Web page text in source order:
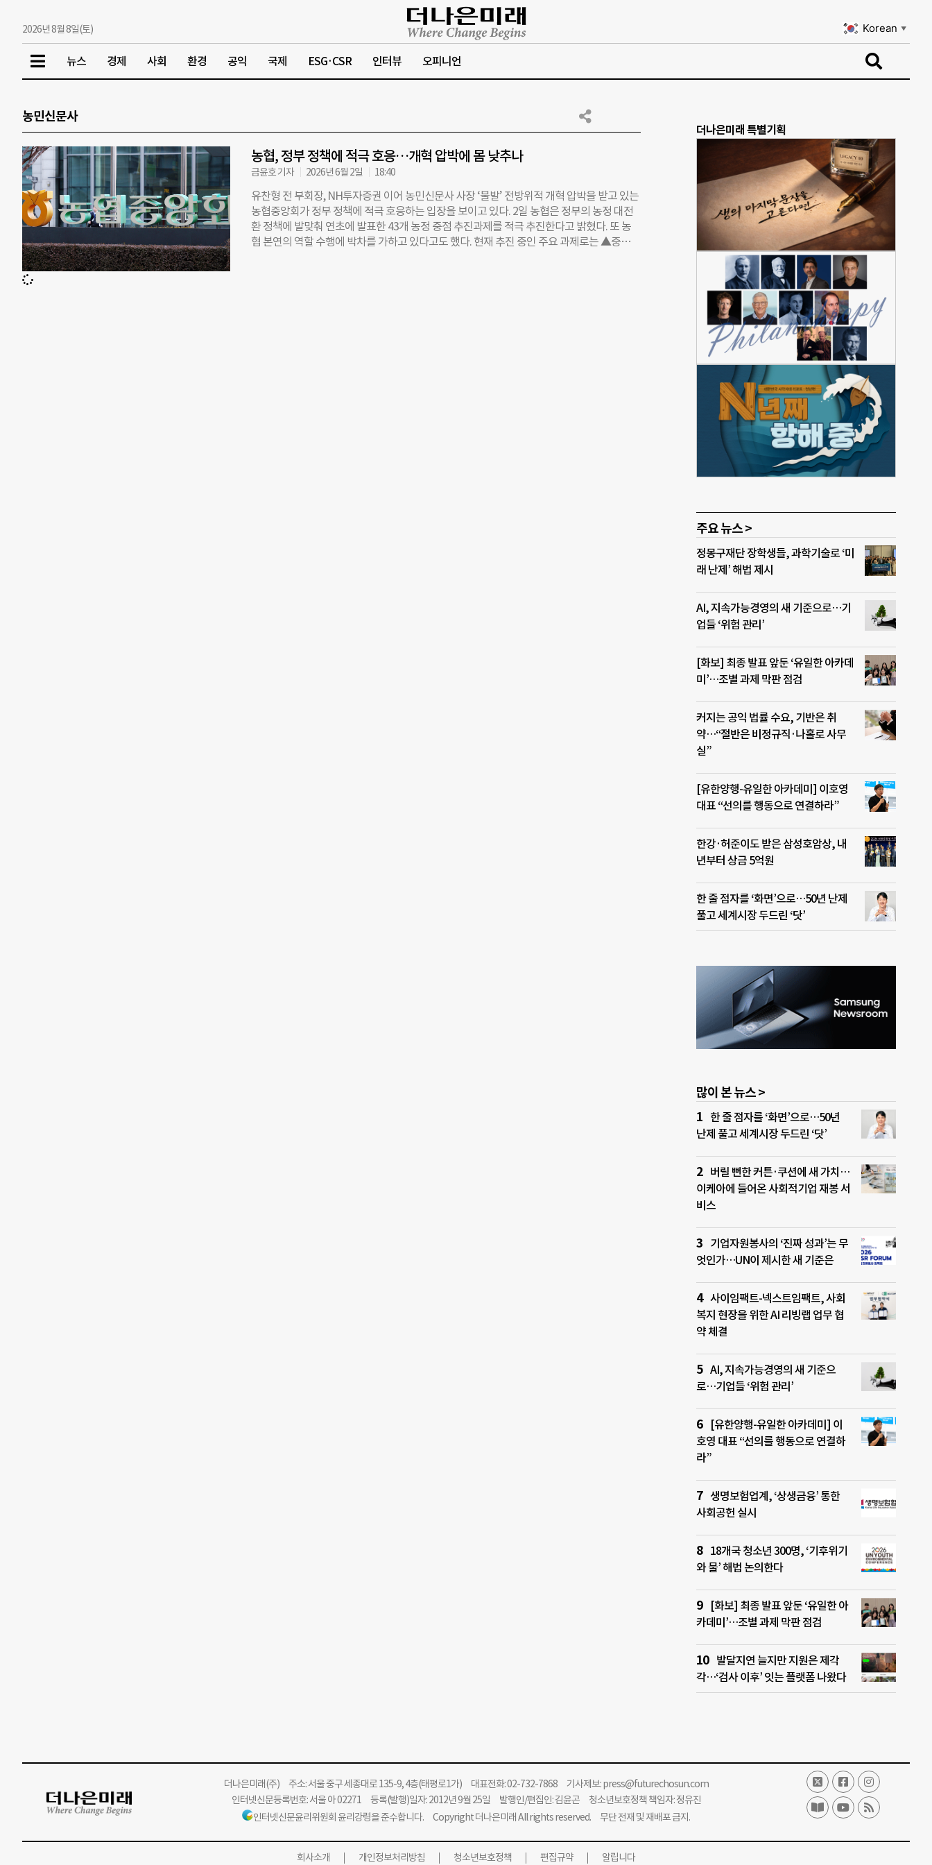
2026년 8월 8일(토) Korean ▼
뉴스 경제 사회 환경 공익 국제 ESG·CSR 인터뷰 오피니언
농민신문사
농협, 정부 정책에 적극 호응…개혁 압박에 몸 낮추나
금윤호 기자 2026년 6월 2일 18:40
유찬형 전 부회장, NH투자증권 이어 농민신문사 사장 ‘불발’ 전방위적 개혁 압박을 받고 있는
농협중앙회가 정부 정책에 적극 호응하는 입장을 보이고 있다. 2일 농협은 정부의 농정 대전
환 정책에 발맞춰 연초에 발표한 43개 농정 중점 추진과제를 적극 추진한다고 밝혔다. 또 농
협 본연의 역할 수행에 박차를 가하고 있다고도 했다. 현재 추진 중인 주요 과제로는 ▲중소농
더나은미래 특별기획
주요 뉴스 >
정몽구재단 장학생들, 과학기술로 ‘미
래 난제’ 해법 제시
AI, 지속가능경영의 새 기준으로…기
업들 ‘위험 관리’
[화보] 최종 발표 앞둔 ‘유일한 아카데
미’…조별 과제 막판 점검
커지는 공익 법률 수요, 기반은 취
약…“절반은 비정규직·나홀로 사무
실”
[유한양행-유일한 아카데미] 이호영
대표 “선의를 행동으로 연결하라”
한강·허준이도 받은 삼성호암상, 내
년부터 상금 5억원
한 줄 점자를 ‘화면’으로…50년 난제
풀고 세계시장 두드린 ‘닷’
많이 본 뉴스 >
한 줄 점자를 ‘화면’으로…50년
난제 풀고 세계시장 두드린 ‘닷’
버릴 뻔한 커튼·쿠션에 새 가치…
이케아에 들어온 사회적기업 재봉 서
비스
기업자원봉사의 ‘진짜 성과’는 무
엇인가…UN이 제시한 새 기준은
사이임팩트-넥스트임팩트, 사회
복지 현장을 위한 AI 리빙랩 업무 협
약 체결
AI, 지속가능경영의 새 기준으
로…기업들 ‘위험 관리’
[유한양행-유일한 아카데미] 이
호영 대표 “선의를 행동으로 연결하
라”
생명보험업계, ‘상생금융’ 통한
사회공헌 실시
18개국 청소년 300명, ‘기후위기
와 물’ 해법 논의한다
[화보] 최종 발표 앞둔 ‘유일한 아
카데미’…조별 과제 막판 점검
발달지연 늘지만 지원은 제각
각…‘검사 이후’ 잇는 플랫폼 나왔다
더나은미래(주)주소: 서울 중구 세종대로 135-9, 4층(태평로1가) 대표전화: 02-732-7868 기사제보:press@futurechosun.com
인터넷신문등록번호: 서울 아 02271 등록(발행)일자: 2012년 9월 25일 발행인/편집인: 김윤곤 청소년보호정책 책임자: 정유진
인터넷신문윤리위원회 윤리강령을 준수합니다. Copyright 더나은미래 All rights reserved. 무단 전재 및 재배포 금지.
회사소개 개인정보처리방침 청소년보호정책 편집규약 알립니다